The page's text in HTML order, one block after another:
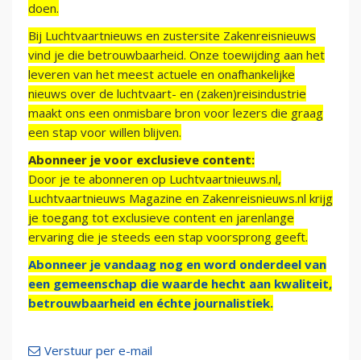
doen.
Bij Luchtvaartnieuws en zustersite Zakenreisnieuws
vind je die betrouwbaarheid. Onze toewijding aan het
leveren van het meest actuele en onafhankelijke
nieuws over de luchtvaart- en (zaken)reisindustrie
maakt ons een onmisbare bron voor lezers die graag
een stap voor willen blijven.
Abonneer je voor exclusieve content:
Door je te abonneren op Luchtvaartnieuws.nl,
Luchtvaartnieuws Magazine en Zakenreisnieuws.nl krijg
je toegang tot exclusieve content en jarenlange
ervaring die je steeds een stap voorsprong geeft.
Abonneer je vandaag nog en word onderdeel van
een gemeenschap die waarde hecht aan kwaliteit,
betrouwbaarheid en échte journalistiek.
Verstuur per e-mail